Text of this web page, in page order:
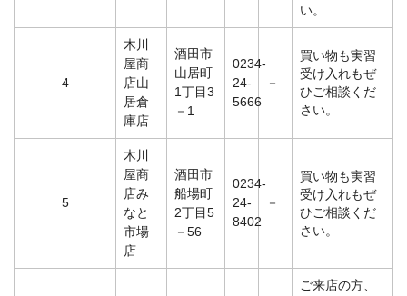
い。
4
木川
屋商
店山
居倉
庫店
酒田市
山居町
1丁目3
－1
0234-
24-
5666
－
買い物も実習
受け入れもぜ
ひご相談くだ
さい。
5
木川
屋商
店み
なと
市場
店
酒田市
船場町
2丁目5
－56
0234-
24-
8402
－
買い物も実習
受け入れもぜ
ひご相談くだ
さい。
ご来店の方、